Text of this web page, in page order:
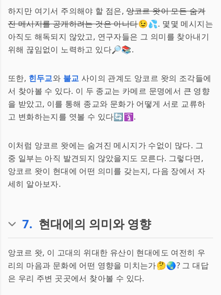
하지만 여기서 주의해야 할 점은,앙코르 왓이 모든 숨겨
진 메시지를 공개하려는 것은 아니다😉💦. 몇몇 메시지는
아직도 해독되지 않았고, 연구자들은 그 의미를 찾아내기
위해 끊임없이 노력하고 있다🔎📚.
또한, 힌두교와 불교 사이의 관계도 앙코르 왓의 조각들에
서 찾아볼 수 있다. 이 두 종교는 카메르 문명에서 큰 영향
을 받았고, 이를 통해 종교와 문화가 어떻게 서로 교류하
고 변화하는지를 엿볼 수 있다🔄🛐.
이처럼 앙코르 왓에는 숨겨진 메시지가 수없이 많다. 그
중 일부는 아직 발견되지 않았을지도 모른다. 그렇다면,
앙코르 왓이 현대에 어떤 의미를 갖는지, 다음 장에서 자
세히 알아보자.
7. 현대에의 의미와 영향
앙코르 왓, 이 고대의 위대한 유산이 현대에도 여전히 우
리의 마음과 문화에 어떤 영향을 미치는가🤔🌏? 그 대답
은 우리 주변 곳곳에서 찾아볼 수 있다.